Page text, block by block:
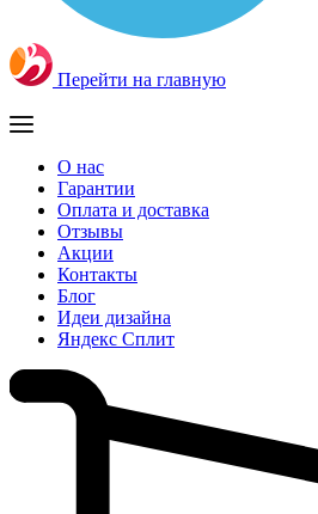
Перейти на главную
О нас
Гарантии
Оплата и доставка
Отзывы
Акции
Контакты
Блог
Идеи дизайна
Яндекс Сплит